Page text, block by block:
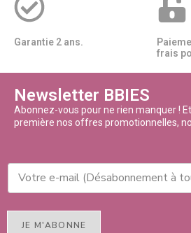
Garantie 2 ans.
frais
Newsletter BBIES
Abonnez-vous pour ne rien manquer !
première nos offres promotionnelles,
JE M'ABONNE